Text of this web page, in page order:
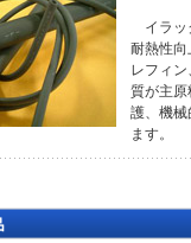
イラ
耐熱性向
レフィ
質が主原
護、機械
ます。